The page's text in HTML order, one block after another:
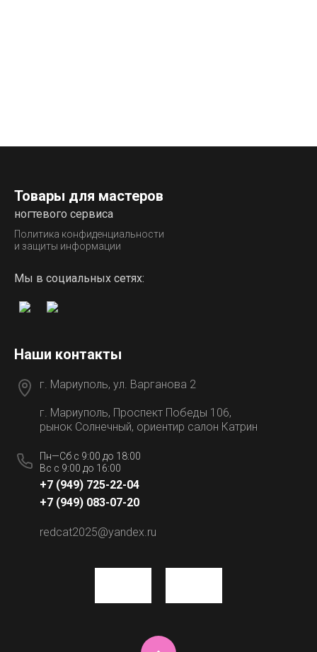
Товары для мастеров
ногтевого сервиса
Политика конфиденциальности
и защиты информации
Мы в социальных сетях:
Наши контакты
г. Мариуполь, ул. Варганова 2
г. Мариуполь, Проспект Победы 106,
рынок Солнечный, ориентир салон Катрин
Пн—Сб с 9:00 до 18:00
Вс с 9:00 до 16:00
+7 (949) 725-22-04
+7 (949) 083-07-20
redcat2025@yandex.ru